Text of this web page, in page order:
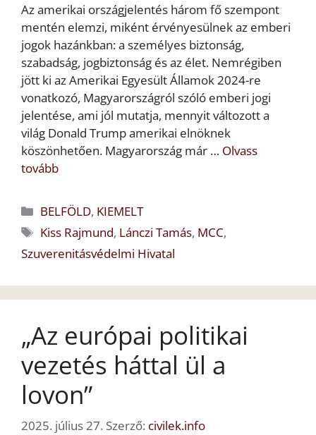
Az amerikai országjelentés három fő szempont
mentén elemzi, miként érvényesülnek az emberi
jogok hazánkban: a személyes biztonság,
szabadság, jogbiztonság és az élet. Nemrégiben
jött ki az Amerikai Egyesült Államok 2024-re
vonatkozó, Magyarországról szóló emberi jogi
jelentése, ami jól mutatja, mennyit változott a
világ Donald Trump amerikai elnöknek
köszönhetően. Magyarország már … Olvass
tovább
Kategória
BELFÖLD, KIEMELT
Címkék
Kiss Rajmund, Lánczi Tamás, MCC,
Szuverenitásvédelmi Hivatal
„Az európai politikai
vezetés háttal ül a
lovon”
2025. július 27. Szerző: civilek.info